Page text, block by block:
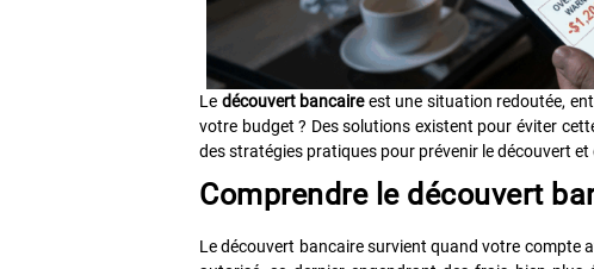
Le découvert bancaireest une situation redoutée,
votre budget ? Des solutions existent pour éviter
des stratégies pratiques pour prévenir le découvert
Comprendre le découvert
Le découvert bancaire survient quand votre compte